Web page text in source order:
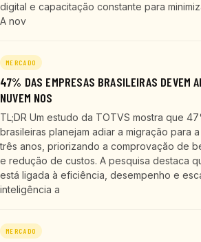
digital e capacitação constante para
A nov
MERCADO
47% DAS EMPRESAS BRASILEIRAS DEVEM
NUVEM NOS
TL;DR Um estudo da TOTVS mostra que
brasileiras planejam adiar a migração para
três anos, priorizando a comprovação de
e redução de custos. A pesquisa destaca
está ligada à eficiência, desempenho e
inteligência a
MERCADO